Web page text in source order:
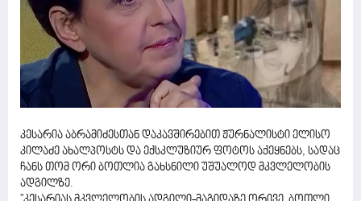
კესარია აბრამიძესთან დაკავშირებით ჟურნალისტი ელისო
კილაძე ახალპოსტს და ექსკლუზიურ ფოტოს აქეყნებს, სადაც
ჩანს თომ ორი ბოთლია გახსნილი უშუალოდ მკვლელობის
ადგილზე.